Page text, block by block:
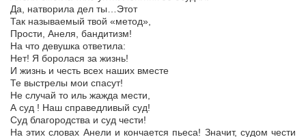
Да, натворила дел ты…Этот
Так называемый твой «метод»,
Прости, Анеля, бандитизм!
На что девушка ответила:
Нет! Я боролася за жизнь!
И жизнь и честь всех наших вместе
Те выстрелы мои спасут!
Не случай то иль жажда мести,
А суд ! Наш справедливый суд!
Суд благородства и суд чести!
На этих словах Анели и кончается пьеса! Значит, судом чести